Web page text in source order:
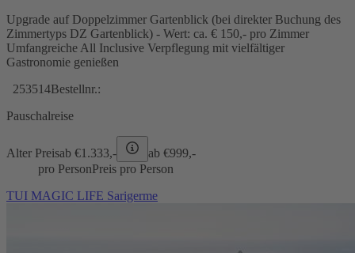
Upgrade auf Doppelzimmer Gartenblick (bei direkter Buchung des
Zimmertyps DZ Gartenblick) - Wert: ca. € 150,- pro Zimmer
Umfangreiche All Inclusive Verpflegung mit vielfältiger
Gastronomie genießen
253514Bestellnr.:
Pauschalreise
Alter Preisab €1.333,- ab €999,-
pro PersonPreis pro Person
TUI MAGIC LIFE Sarigerme